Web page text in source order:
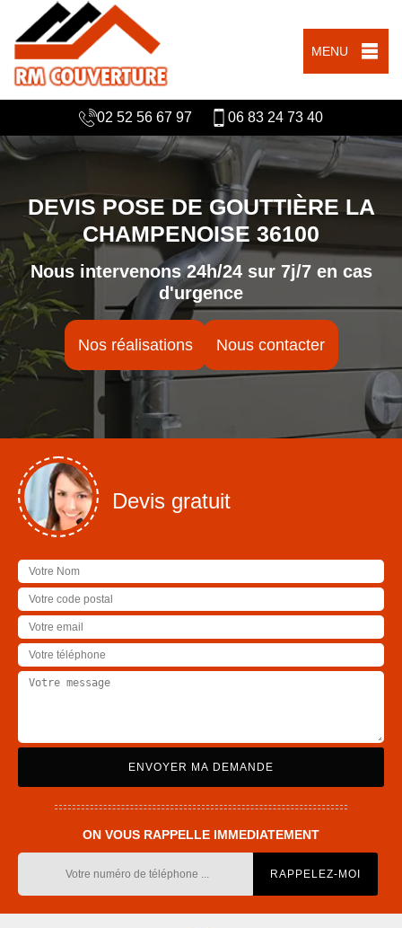
MENU
02 52 56 67 97 06 83 24 73 40
DEVIS POSE DE GOUTTIÈRE LA
CHAMPENOISE 36100
Nous intervenons 24h/24 sur 7j/7 en cas
d'urgence
Nos réalisations Nous contacter
Devis gratuit
ON VOUS RAPPELLE IMMEDIATEMENT